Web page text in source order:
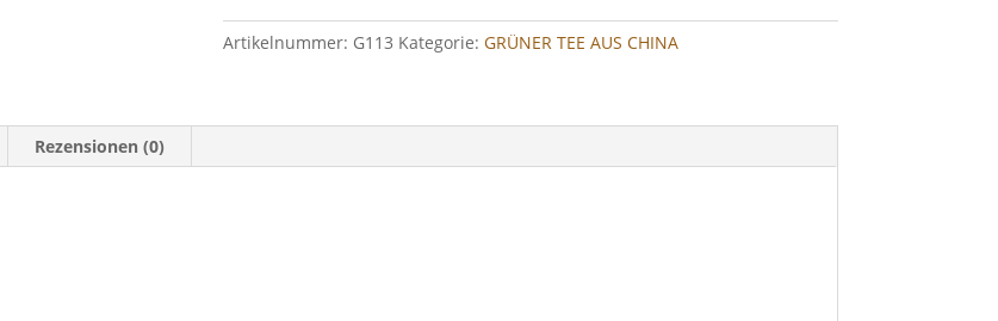
Artikelnummer: G113 Kategorie: GRÜNER TEE AUS CHINA
Rezensionen (0)